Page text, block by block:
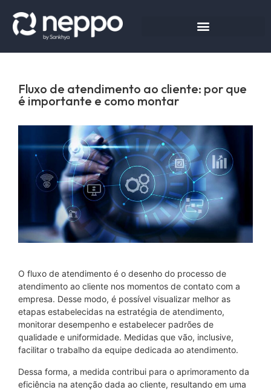
Fluxo de atendimento ao cliente: por que
é importante e como montar
O fluxo de atendimento é o desenho do processo de
atendimento ao cliente nos momentos de contato com a
empresa. Desse modo, é possível visualizar melhor as
etapas estabelecidas na estratégia de atendimento,
monitorar desempenho e estabelecer padrões de
qualidade e uniformidade. Medidas que vão, inclusive,
facilitar o trabalho da equipe dedicada ao atendimento.
Dessa forma, a medida contribui para o aprimoramento da
eficiência na atenção dada ao cliente, resultando em uma